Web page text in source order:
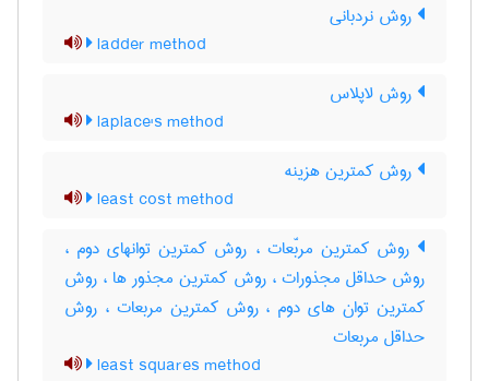
روش نردبانی
ladder method
روش لاپلاس
laplace's method
روش کمترین هزینه
least cost method
روش کمترین مربّعات ، روش کمترین توانهای دوم ،
روش حداقل مجذورات ، روش کمترین مجذور ها ، روش
کمترین توان های دوم ، روش کمترین مربعات ، روش
حداقل مربعات
least squares method